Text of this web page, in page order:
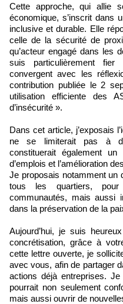
Cette approche, qui allie
économique, s’inscrit dans
inclusive et durable. Elle
celle de la sécurité de
qu’acteur engagé dans les
suis particulièrement
convergent avec les
contribution publiée le 2
utilisation efficiente des
d’insécurité ».
Dans cet article, j’exposais
ne se limiterait pas à
constituerait également
d’emplois et l’amélioration
Je proposais notamment un
tous les quartiers,
communautés, mais aussi
dans la préservation de la
Aujourd’hui, je suis
concrétisation, grâce à
cette lettre ouverte, je
avec vous, afin de partager
actions déjà entreprises.
pourrait non seulement
mais aussi ouvrir de